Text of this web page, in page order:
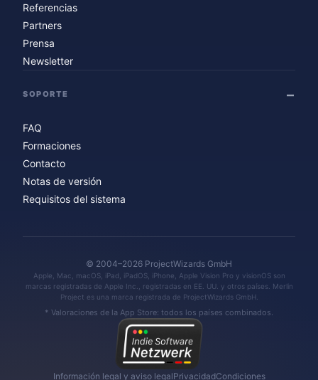
Referencias
Partners
Prensa
Newsletter
SOPORTE
FAQ
Formaciones
Contacto
Notas de versión
Requisitos del sistema
© 2004–2026 ProjectWizards GmbH
Apple, Mac, macOS, iPad, iPadOS, iPhone, Apple Vision Pro y visionOS son
marcas registradas de Apple Inc., registradas en EE. UU. y otros países. Merlin
Project es una marca registrada de ProjectWizards GmbH.
* Valoraciones de la App Store: todos los países combinados.
Información legal y aviso legalPrivacidadCondiciones